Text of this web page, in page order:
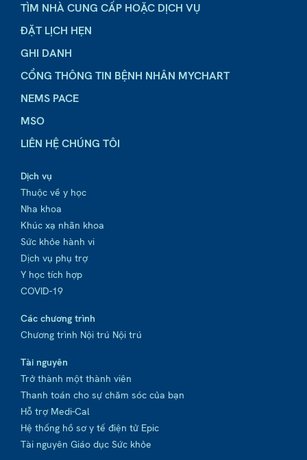
TÌM NHÀ CUNG CẤP HOẶC DỊCH VỤ
ĐẶT LỊCH HẸN
GHI DANH
CỔNG THÔNG TIN BỆNH NHÂN MYCHART
NEMS PACE
MSO
LIÊN HỆ CHÚNG TÔI
Dịch vụ
Thuộc về y học
Nha khoa
Khúc xạ nhãn khoa
Sức khỏe hành vi
Dịch vụ phụ trợ
Y học tích hợp
COVID-19
Các chương trình
Chương trình Nội trú Nội trú
Tài nguyên
Trở thành một thành viên
Thanh toán cho sự chăm sóc của bạn
Hỗ trợ Medi-Cal
Hệ thống hồ sơ y tế điện tử Epic
Tài nguyên Giáo dục Sức khỏe